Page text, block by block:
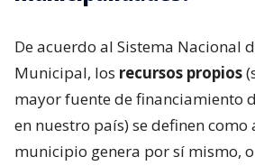
De acuerdo al Sistema Nacional
Municipal, los recursos propios
mayor fuente de financiamiento
en nuestro país) se definen
municipio genera por sí mismo,